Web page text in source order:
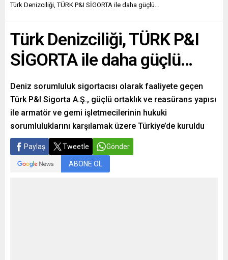
Türk Denizciliği, TÜRK P&I SİGORTA ile daha güçlü…
Türk Denizciliği, TÜRK P&I
SİGORTA ile daha güçlü…
Deniz sorumluluk sigortacısı olarak faaliyete geçen
Türk P&I Sigorta A.Ş., güçlü ortaklık ve reasürans yapısı
ile armatör ve gemi işletmecilerinin hukuki
sorumluluklarını karşılamak üzere Türkiye’de kuruldu
Paylaş Tweetle Gönder
ABONE OL